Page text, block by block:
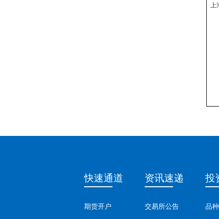
上
快速通道
期货开户
资讯速递
交易所公告
投
品